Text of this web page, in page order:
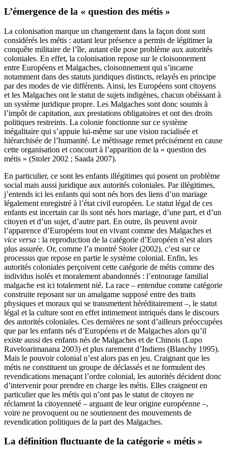
L’émergence de la « question des métis »
La colonisation marque un changement dans la façon dont sont
considérés les métis : autant leur présence a permis de légitimer la
conquête militaire de l’île, autant elle pose problème aux autorités
coloniales. En effet, la colonisation repose sur le cloisonnement
entre Européens et Malgaches, cloisonnement qui s’incarne
notamment dans des statuts juridiques distincts, relayés en principe
par des modes de vie différents. Ainsi, les Européens sont citoyens
et les Malgaches ont le statut de sujets indigènes, chacun obéissant à
un système juridique propre. Les Malgaches sont donc soumis à
l’impôt de capitation, aux prestations obligatoires et ont des droits
politiques restreints. La colonie fonctionne sur ce système
inégalitaire qui s’appuie lui-même sur une vision racialisée et
hiérarchisée de l’humanité. Le métissage remet précisément en cause
cette organisation et concourt à l’apparition de la « question des
métis » (Stoler 2002 ; Saada 2007).
En particulier, ce sont les enfants illégitimes qui posent un problème
social mais aussi juridique aux autorités coloniales. Par illégitimes,
j’entends ici les enfants qui sont nés hors des liens d’un mariage
légalement enregistré à l’état civil européen. Le statut légal de ces
enfants est incertain car ils sont nés hors mariage, d’une part, et d’un
citoyen et d’un sujet, d’autre part. En outre, ils peuvent avoir
l’apparence d’Européens tout en vivant comme des Malgaches et
vice versa : la reproduction de la catégorie d’Européen n’est alors
plus assurée. Or, comme l’a montré Stoler (2002), c’est sur ce
processus que repose en partie le système colonial. Enfin, les
autorités coloniales perçoivent cette catégorie de métis comme des
individus isolés et moralement abandonnés : l’entourage familial
malgache est ici totalement nié. La race – entendue comme catégorie
construite reposant sur un amalgame supposé entre des traits
physiques et moraux qui se transmettent héréditairement –, le statut
légal et la culture sont en effet intimement intriqués dans le discours
des autorités coloniales. Ces dernières ne sont d’ailleurs préoccupées
que par les enfants nés d’Européens et de Malgaches alors qu’il
existe aussi des enfants nés de Malgaches et de Chinois (Lupo
Raveloarimanana 2003) et plus rarement d’Indiens (Blanchy 1995).
Mais le pouvoir colonial n’est alors pas en jeu. Craignant que les
métis ne constituent un groupe de déclassés et ne formulent des
revendications menaçant l’ordre colonial, les autorités décident donc
d’intervenir pour prendre en charge les métis. Elles craignent en
particulier que les métis qui n’ont pas le statut de citoyen ne
réclament la citoyenneté – arguant de leur origine européenne –,
voire ne provoquent ou ne soutiennent des mouvements de
revendication politiques de la part des Malgaches.
La définition fluctuante de la catégorie « métis »